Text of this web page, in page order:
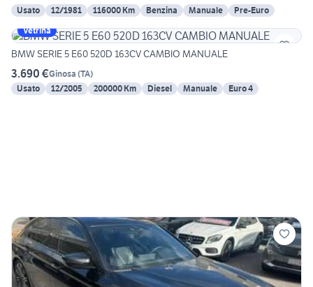
Usato
12/1981 116000 Km Benzina Manuale
Pre-Euro
Vetrina
BMW SERIE 5 E60 520D 163CV CAMBIO MANUALE
3.690 €Ginosa (TA)
Usato
12/2005 200000 Km Diesel Manuale Euro 4